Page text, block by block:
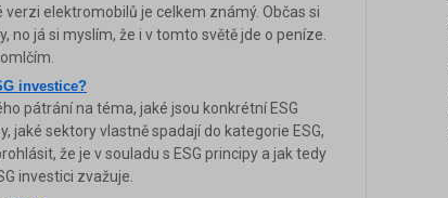
elektromobilů je celkem známý. Občas si
já si myslím, že i v tomto světě jde o peníze.
investice?
pátrání na téma, jaké jsou konkrétní ESG
jaké sektory vlastně spadají do kategorie ESG,
že je v souladu s ESG principy a jak tedy
investici zvažuje.